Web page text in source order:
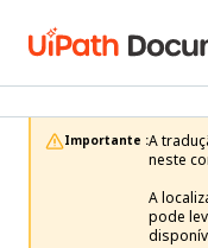
Importante :A
neste
A
pode